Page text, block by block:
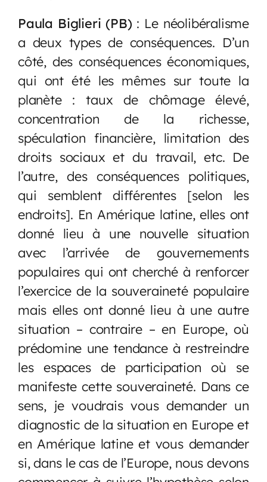
Paula Biglieri (PB) : Le néolibéralisme
a deux types de conséquences. D’un
côté, des conséquences économiques,
qui ont été les mêmes sur toute la
planète : taux de chômage élevé,
concentration de la richesse,
spéculation financière, limitation des
droits sociaux et du travail, etc. De
l’autre, des conséquences politiques,
qui semblent différentes [selon les
endroits]. En Amérique latine, elles ont
donné lieu à une nouvelle situation
avec l’arrivée de gouvernements
populaires qui ont cherché à renforcer
l’exercice de la souveraineté populaire
mais elles ont donné lieu à une autre
situation – contraire – en Europe, où
prédomine une tendance à restreindre
les espaces de participation où se
manifeste cette souveraineté. Dans ce
sens, je voudrais vous demander un
diagnostic de la situation en Europe et
en Amérique latine et vous demander
si, dans le cas de l’Europe, nous devons